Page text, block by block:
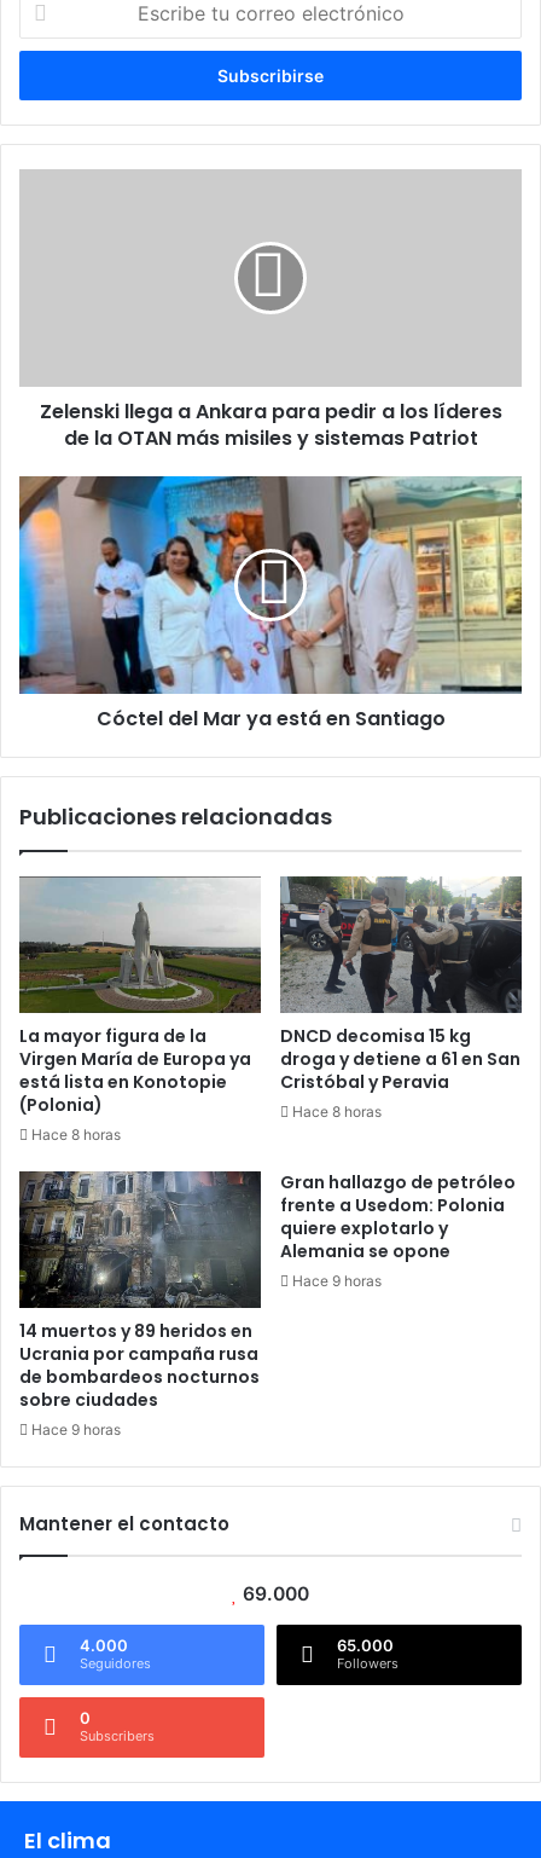
correo
líderes
más
misiles
y
sistemas
Patriot
Zelenski llega a Ankara para pedir a los líderes
de la OTAN más misiles y sistemas Patriot
Cóctel
del
Mar
ya
está
Santiago
Cóctel del Mar ya está en Santiago
Publicaciones relacionadas
La mayor figura de la
Virgen María de Europa ya
está lista en Konotopie
(Polonia)
Hace 8 horas
DNCD decomisa 15 kg
droga y detiene a 61 en San
Cristóbal y Peravia
Hace 8 horas
14 muertos y 89 heridos en
Ucrania por campaña rusa
de bombardeos nocturnos
sobre ciudades
Hace 9 horas
Gran hallazgo de petróleo
frente a Usedom: Polonia
quiere explotarlo y
Alemania se opone
Hace 9 horas
Mantener el contacto
69.000
4.000
Seguidores
65.000
Followers
0
Subscribers
El clima